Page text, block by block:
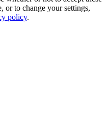
or to change your settings,
policy.